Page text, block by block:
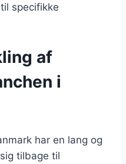
specifikke
af
i
har en lang og
tilbage til